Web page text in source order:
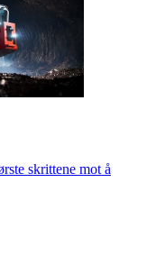
skrittene mot å